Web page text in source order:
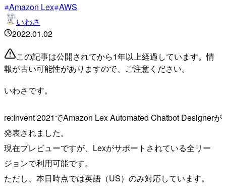
Amazon Lex AWS
いわさ
2022.01.02
この記事は公開されてから1年以上経過しています。情
報が古い可能性がありますので、ご注意ください。
いわさです。
re:Invent 2021でAmazon Lex Automated Chatbot Designerが
発表されました。
現在プレビューですが、Lexがサポートされている全リー
ジョンで利用可能です。
ただし、本日時点では英語（US）のみ対応しています。